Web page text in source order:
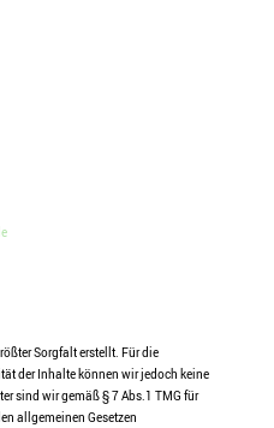
Sorgfalt erstellt. Für die
der Inhalte können wir jedoch keine
sind wir gemäß § 7 Abs.1 TMG für
allgemeinen Gesetzen